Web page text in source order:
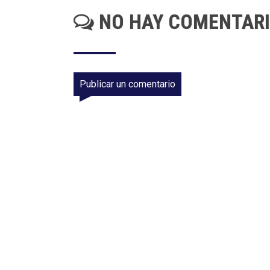
NO HAY
Publicar un comentario